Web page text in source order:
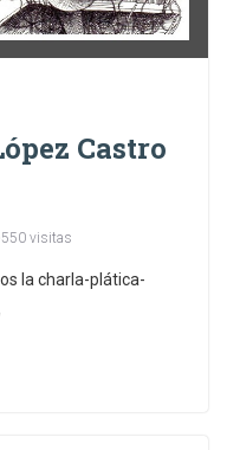
Castro
550 visitas
la charla-plática-